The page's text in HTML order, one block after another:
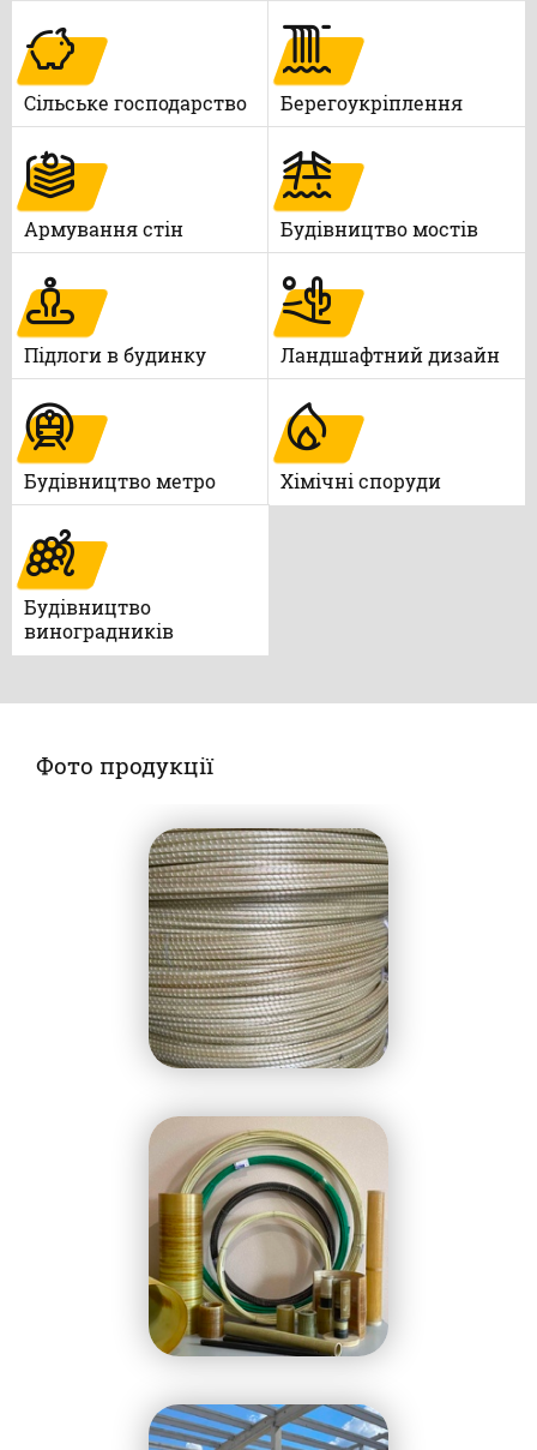
Сільське господарство Берегоукріплення
Армування стін Будівництво мостів
Підлоги в будинку Ландшафтний дизайн
Будівництво метро Xімічні споруди
Будівництво
виноградників
Фото продукції